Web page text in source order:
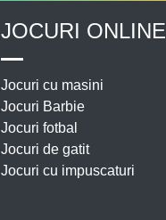
JOCURI ONLINE
Jocuri cu masini
Jocuri Barbie
Jocuri fotbal
Jocuri de gatit
Jocuri cu impuscaturi